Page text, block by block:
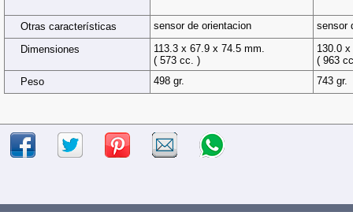
Otras características sensor de orientacion
sensor
Dimensiones
113.3 x 67.9 x 74.5 mm.
( 573 cc. )
130.0
( 963
Peso
498 gr. 743 gr.